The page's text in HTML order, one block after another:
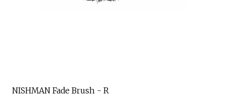
NISHMAN Fade Brush - R